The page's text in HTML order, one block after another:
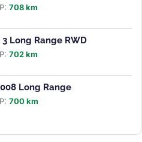
708 km
Long Range RWD
702 km
Long Range
700 km